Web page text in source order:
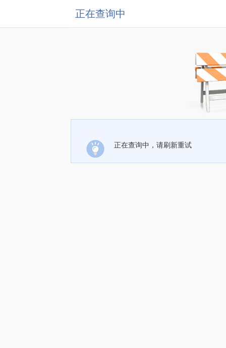
正在查询中
正在查询中，请刷新重试